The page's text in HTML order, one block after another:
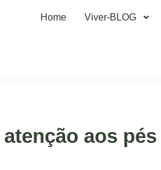
Home Viver-BLOG
aos